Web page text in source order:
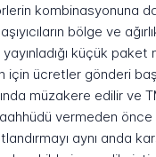
kombinasyonuna
bölge ve
küçük paket
için ücretler gönderi
müzakere edilir ve
vermeden önce
aynı anda